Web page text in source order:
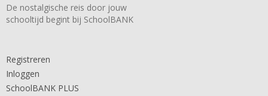
De nostalgische reis door jouw
schooltijd begint bij SchoolBANK
Registreren
Inloggen
SchoolBANK PLUS